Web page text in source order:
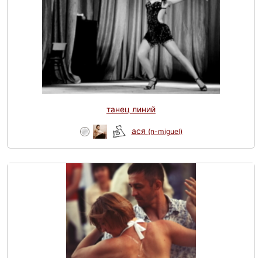
танец линий
ася (n-miguel)